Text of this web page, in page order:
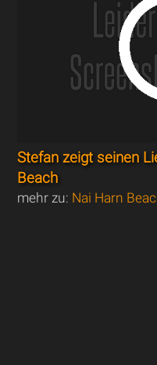
Stefan zeigt seinen
Beach
mehr zu: Nai Harn